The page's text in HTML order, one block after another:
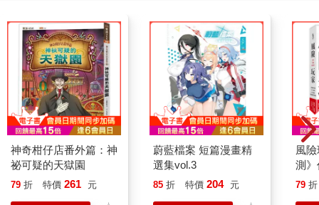
神奇柑仔店番外篇：神
祕可疑的天獄園
79 折 特價 261 元
蔚藍檔案 短篇漫畫精
選集vol.3
85 折 特價 204 元
風
測
究
79 折